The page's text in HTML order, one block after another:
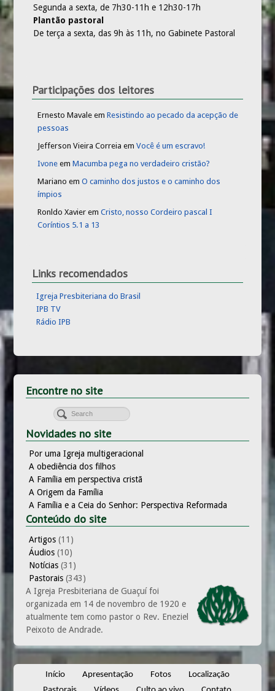
Segunda a sexta, de 7h30-11h e 12h30-17h
Plantão pastoral
De terça a sexta, das 9h às 11h, no Gabinete Pastoral
Participações dos leitores
Ernesto Mavale emResistindo ao pecado da acepção de
pessoas
Jefferson Vieira Correia emVocê é um escravo!
Ivone emMacumba pega no verdadeiro cristão?
Mariano emO caminho dos justos e o caminho dos
ímpios
Ronldo Xavier emCristo, nosso Cordeiro pascal I
Coríntios 5.1 a 13
Links recomendados
Igreja Presbiteriana do Brasil
IPB TV
Rádio IPB
Encontre no site
Novidades no site
Por uma Igreja multigeracional
A obediência dos filhos
A Família em perspectiva cristã
A Origem da Família
A Família e a Ceia do Senhor: Perspectiva Reformada
Conteúdo do site
Artigos(11)
Áudios(10)
Notícias(31)
Pastorais(343)
A Igreja Presbiteriana de Guaçuí foi
organizada em 14 de novembro de 1920 e
atualmente tem como pastor o Rev. Eneziel
Peixoto de Andrade.
Início Apresentação Fotos
Localização